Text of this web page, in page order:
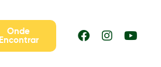
Onde
Encontrar